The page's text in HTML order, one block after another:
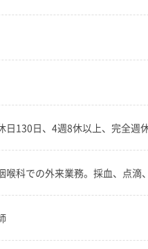
日130日、4週8休以上、完全週
喉科での外来業務。採血、点滴